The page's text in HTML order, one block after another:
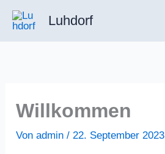
Zum
Inhalt
Luhdorf
Willkommen
Vonadmin/ 22. September 2023